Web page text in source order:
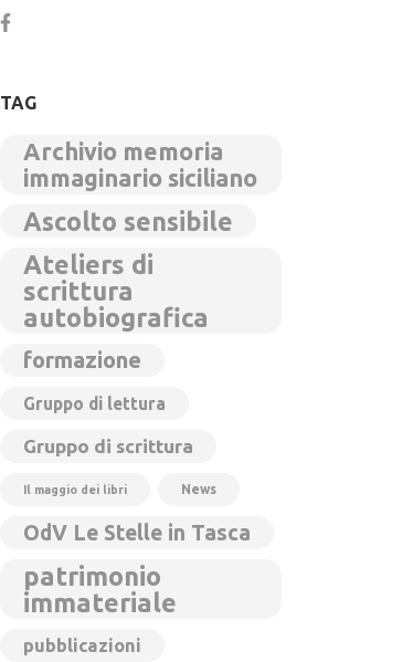
TAG
Archivio memoria
immaginario siciliano
Ascolto sensibile
Ateliers di
scrittura
autobiografica
formazione
Gruppo di lettura
Gruppo di scrittura
Il maggio dei libri News
OdV Le Stelle in Tasca
patrimonio
immateriale
pubblicazioni